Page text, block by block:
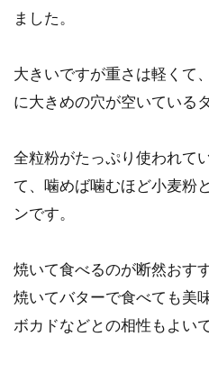
ました。
大きいですが重さは軽くて
に大きめの穴が空いている
全粒粉がたっぷり使われて
て、噛めば噛むほど小麦粉
ンです。
焼いて食べるのが断然おす
焼いてバターで食べても美
ボカドなどとの相性もよいで